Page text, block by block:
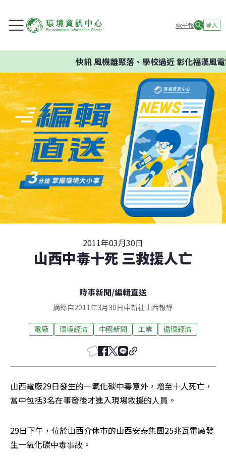
電子報 登入
快訊風機離聚落、學校過近 彰化福漢風電
2011年03月30日
山西中毒十死 三救援人亡
時事新聞/編輯直送
摘錄自2011年3月30日中新社山西報導
電廠 環境經濟 中國新聞 工業 循環經濟
山西電廠29日發生的一氧化碳中毒意外，增至十人死亡，
當中包括3名在事發後才進入現場救援的人員。
29日下午，位於山西介休市的山西安泰集團25兆瓦電廠發
生一氧化碳中毒事故。